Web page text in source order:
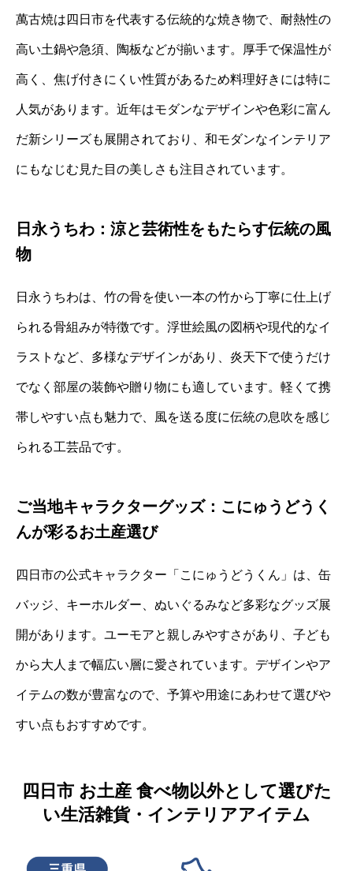
萬古焼は四日市を代表する伝統的な焼き物で、耐熱性の
高い土鍋や急須、陶板などが揃います。厚手で保温性が
高く、焦げ付きにくい性質があるため料理好きには特に
人気があります。近年はモダンなデザインや色彩に富ん
だ新シリーズも展開されており、和モダンなインテリア
にもなじむ見た目の美しさも注目されています。
日永うちわ：涼と芸術性をもたらす伝統の風
物
日永うちわは、竹の骨を使い一本の竹から丁寧に仕上げ
られる骨組みが特徴です。浮世絵風の図柄や現代的なイ
ラストなど、多様なデザインがあり、炎天下で使うだけ
でなく部屋の装飾や贈り物にも適しています。軽くて携
帯しやすい点も魅力で、風を送る度に伝統の息吹を感じ
られる工芸品です。
ご当地キャラクターグッズ：こにゅうどうく
んが彩るお土産選び
四日市の公式キャラクター「こにゅうどうくん」は、缶
バッジ、キーホルダー、ぬいぐるみなど多彩なグッズ展
開があります。ユーモアと親しみやすさがあり、子ども
から大人まで幅広い層に愛されています。デザインやア
イテムの数が豊富なので、予算や用途にあわせて選びや
すい点もおすすめです。
四日市 お土産 食べ物以外として選びた
い生活雑貨・インテリアアイテム